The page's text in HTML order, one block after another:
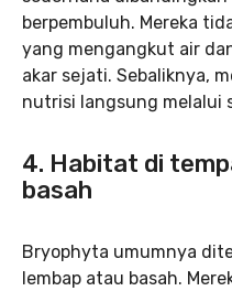
berpembuluh. Mereka
yang mengangkut air
akar sejati. Sebaliknya,
nutrisi langsung melalui
4. Habitat di
basah
Bryophyta umumnya
lembap atau basah.